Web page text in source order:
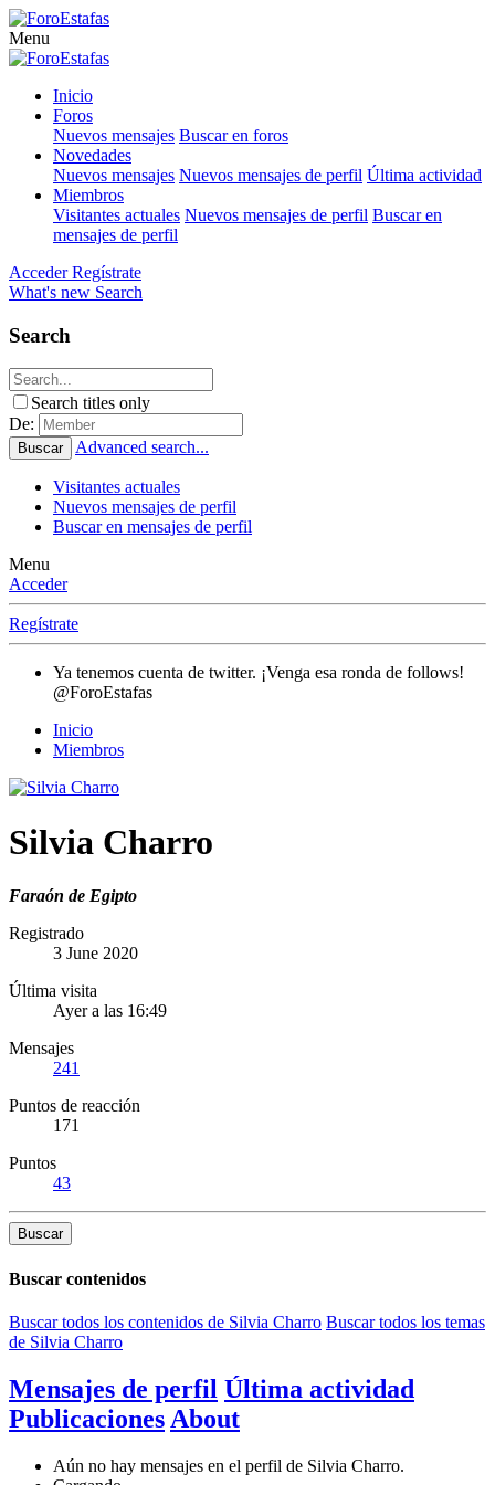
Menu
Inicio
Foros
Nuevos mensajes Buscar en foros
Novedades
Nuevos mensajes Nuevos mensajes de perfil Última actividad
Miembros
Visitantes actuales Nuevos mensajes de perfil Buscar en
mensajes de perfil
Acceder Regístrate
What's new Search
Search
Search titles only
De:
Buscar Advanced search...
Visitantes actuales
Nuevos mensajes de perfil
Buscar en mensajes de perfil
Menu
Acceder
Regístrate
Ya tenemos cuenta de twitter. ¡Venga esa ronda de follows!
@ForoEstafas
Inicio
Miembros
Silvia Charro
Faraón de Egipto
Registrado
3 June 2020
Última visita
Ayer a las 16:49
Mensajes
241
Puntos de reacción
171
Puntos
43
Buscar
Buscar contenidos
Buscar todos los contenidos de Silvia Charro Buscar todos los temas
de Silvia Charro
Mensajes de perfil Última actividad
Publicaciones About
Aún no hay mensajes en el perfil de Silvia Charro.